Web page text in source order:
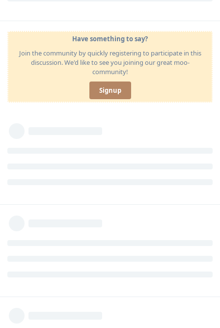
Have something to say?
Join the community by quickly registering to participate in this
discussion. We'd like to see you joining our great moo-
community!
Signup